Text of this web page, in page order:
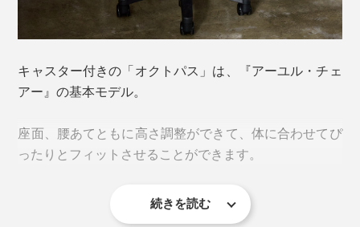
キャスター付きの「オクトパス」は、『アーユル・チェ
アー』の基本モデル。
座面、腰あてともに高さ調整ができて、体に合わせてぴ
ったりとフィットさせることができます。
座面は360°回転可能。立ち上がる時、物を取るときにも
続きを読む